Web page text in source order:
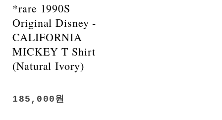
*rare 1990S
Original Disney -
CALIFORNIA
MICKEY T Shirt
(Natural Ivory)
185,000원